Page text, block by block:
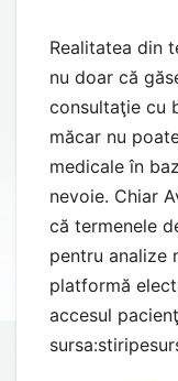
Realitatea din
nu doar că
consultaţie cu
măcar nu
medicale în
nevoie. Chiar
că termenele
pentru analize
platformă
accesul